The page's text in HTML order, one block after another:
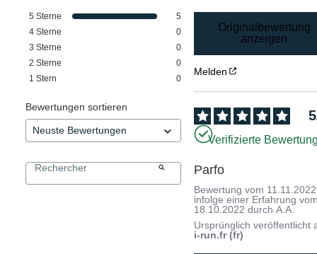
5 Sterne
5
4 Sterne
0
3 Sterne
0
2 Sterne
0
1 Stern 0
Bewertungen sortieren
Originalbewertung
anzeigen
Melden
5
Verifizierte
Parfo
Bewertung vom 11.11.2022
infolge einer Erfahrung
18.10.2022 durchA.A.
Ursprünglich veröffentlicht
i-run.fr (fr)